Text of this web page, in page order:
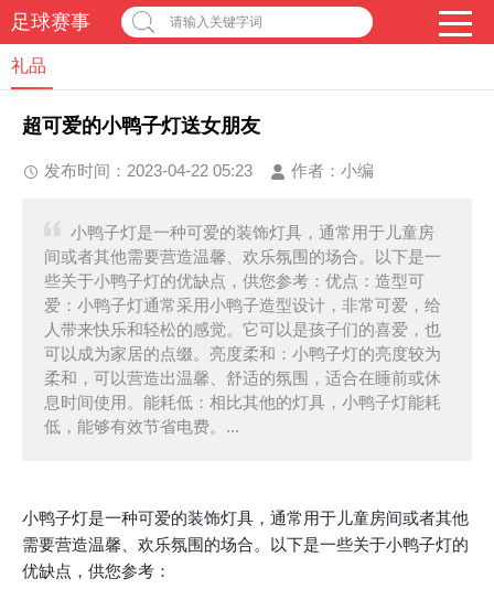
足球赛事 请输入关键字词
礼品
超可爱的小鸭子灯送女朋友
发布时间：2023-04-22 05:23 作者： 小编
小鸭子灯是一种可爱的装饰灯具，通常用于儿童房
间或者其他需要营造温馨、欢乐氛围的场合。以下是一
些关于小鸭子灯的优缺点，供您参考：优点：造型可
爱：小鸭子灯通常采用小鸭子造型设计，非常可爱，给
人带来快乐和轻松的感觉。它可以是孩子们的喜爱，也
可以成为家居的点缀。亮度柔和：小鸭子灯的亮度较为
柔和，可以营造出温馨、舒适的氛围，适合在睡前或休
息时间使用。能耗低：相比其他的灯具，小鸭子灯能耗
低，能够有效节省电费。...
小鸭子灯是一种可爱的装饰灯具，通常用于儿童房间或者其他
需要营造温馨、欢乐氛围的场合。以下是一些关于小鸭子灯的
优缺点，供您参考：